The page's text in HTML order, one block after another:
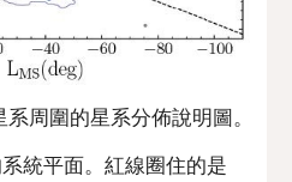
周圍的星系分佈說明圖。
統平面。紅線圈住的是